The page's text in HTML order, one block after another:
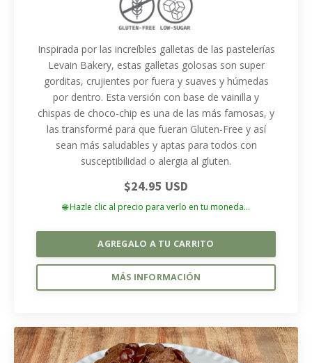
Inspirada por las increíbles galletas de las pastelerías
Levain Bakery, estas galletas golosas son super
gorditas, crujientes por fuera y suaves y húmedas
por dentro. Esta versión con base de vainilla y
chispas de choco-chip es una de las más famosas, y
las transformé para que fueran Gluten-Free y así
sean más saludables y aptas para todos con
susceptibilidad o alergia al gluten.
$24.95 USD
🌐 Hazle clic al precio para verlo en tu moneda...
AGREGALO A TU CARRITO
MÁS INFORMACIÓN